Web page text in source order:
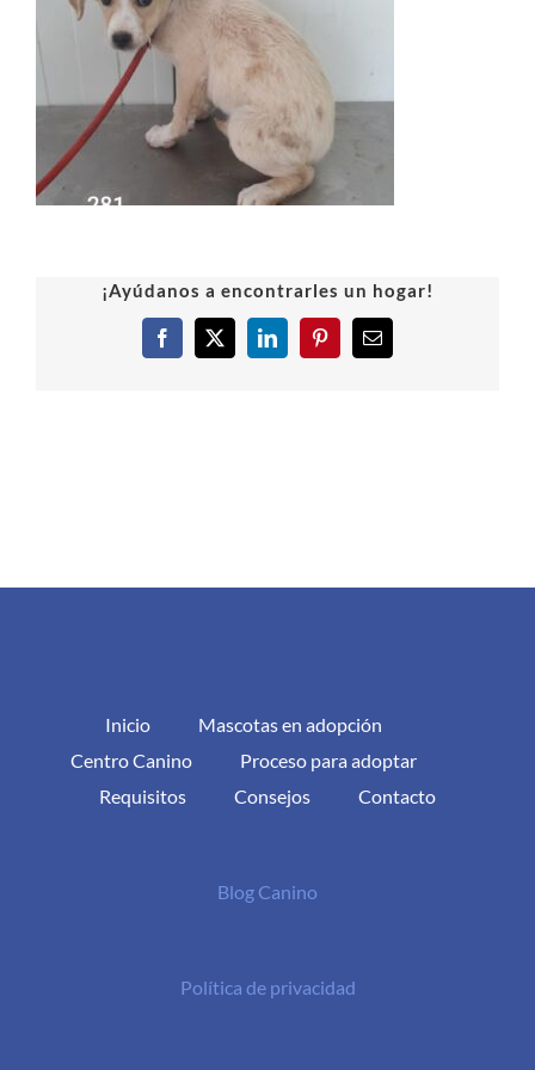
¡Ayúdanos a encontrarles un hogar!
Facebook
X LinkedInPinterestCorreo
Inicio
Mascotas en adopción
Centro Canino
Proceso para adoptar
Requisitos
Consejos Contacto
Blog Canino
Política de privacidad